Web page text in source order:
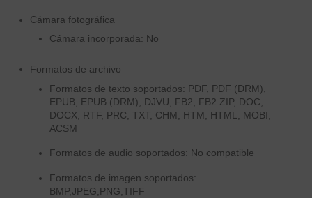
Cámara fotográfica
Cámara incorporada: No
Formatos de archivo
Formatos de texto soportados: PDF, PDF (DRM),
EPUB, EPUB (DRM), DJVU, FB2, FB2.ZIP, DOC,
DOCX, RTF, PRC, TXT, CHM, HTM, HTML, MOBI,
ACSM
Formatos de audio soportados: No compatible
Formatos de imagen soportados:
BMP,JPEG,PNG,TIFF